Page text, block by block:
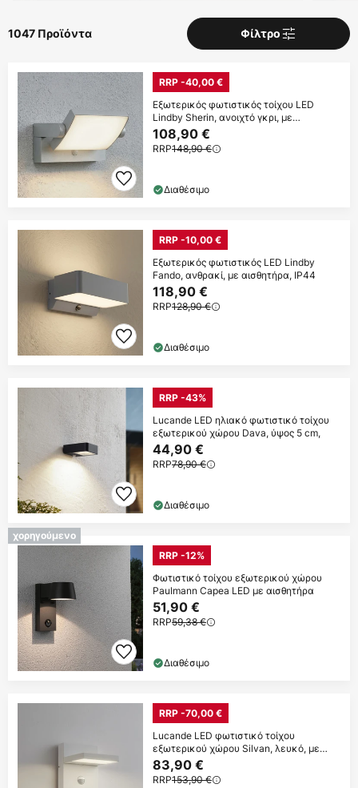
1047 Προϊόντα Φίλτρο
RRP -40,00 €
Εξωτερικός φωτιστικός τοίχου LED
Lindby Sherin, ανοιχτό γκρι, με
δυνατότητα
108,90 €
RRP148,90 €
Διαθέσιμο
RRP -10,00 €
Εξωτερικός φωτιστικός LED Lindby
Fando, ανθρακί, με αισθητήρα, IP44
118,90 €
RRP128,90 €
Διαθέσιμο
RRP -43%
Lucande LED ηλιακό φωτιστικό τοίχου
εξωτερικού χώρου Dava, ύψος 5 cm,
44,90 €
RRP78,90 €
Διαθέσιμο
χορηγούμενο
RRP -12%
Φωτιστικό τοίχου εξωτερικού χώρου
Paulmann Capea LED με αισθητήρα
51,90 €
RRP59,38 €
Διαθέσιμο
RRP -70,00 €
Lucande LED φωτιστικό τοίχου
εξωτερικού χώρου Silvan, λευκό, με
αισθητήρα,
83,90 €
RRP153,90 €